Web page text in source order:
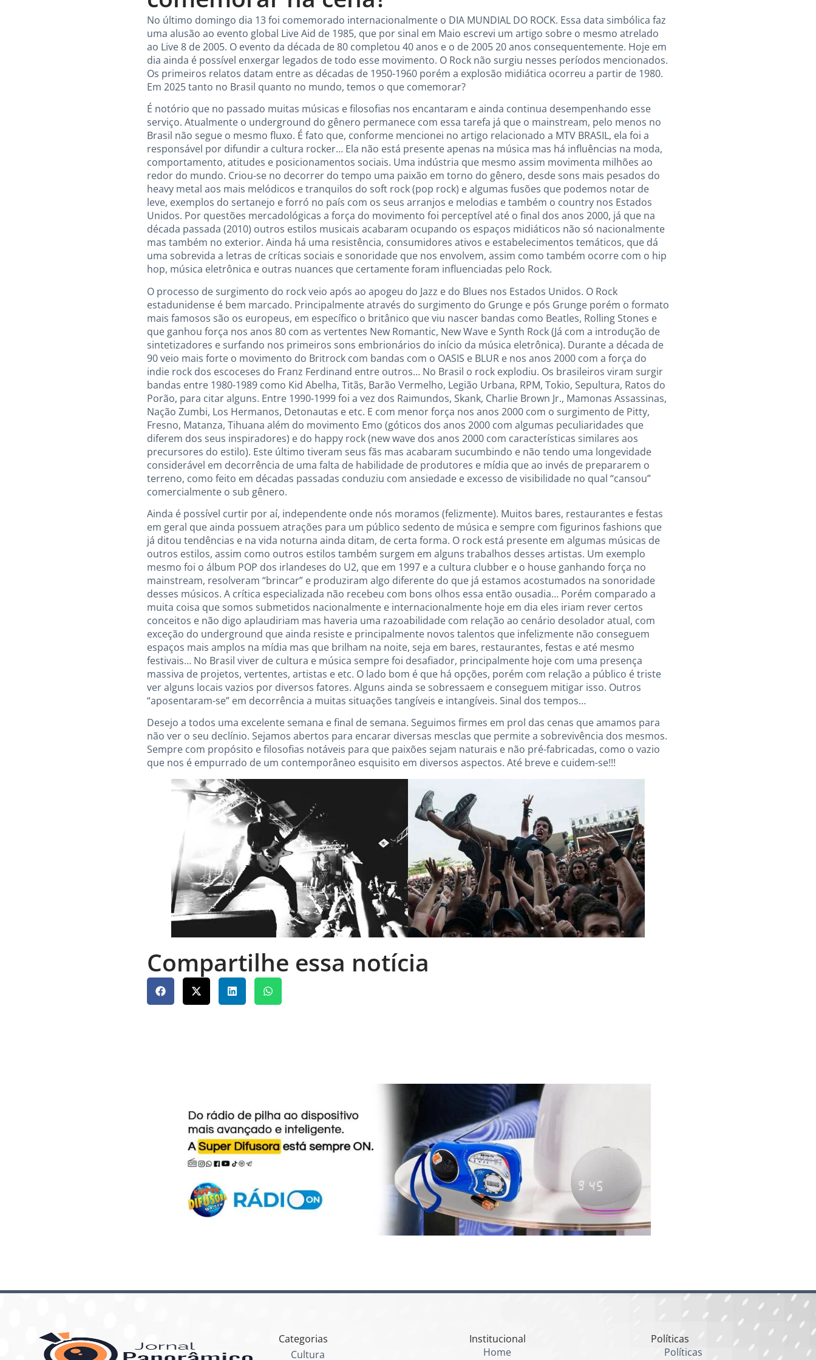
No último domingo dia 13 foi comemorado internacionalmente o DIA MUNDIAL DO ROCK. Essa data simbólica faz
uma alusão ao evento global Live Aid de 1985, que por sinal em Maio escrevi um artigo sobre o mesmo atrelado
ao Live 8 de 2005. O evento da década de 80 completou 40 anos e o de 2005 20 anos consequentemente. Hoje em
dia ainda é possível enxergar legados de todo esse movimento. O Rock não surgiu nesses períodos mencionados.
Os primeiros relatos datam entre as décadas de 1950-1960 porém a explosão midiática ocorreu a partir de 1980.
Em 2025 tanto no Brasil quanto no mundo, temos o que comemorar?
É notório que no passado muitas músicas e filosofias nos encantaram e ainda continua desempenhando esse
serviço. Atualmente o underground do gênero permanece com essa tarefa já que o mainstream, pelo menos no
Brasil não segue o mesmo fluxo. É fato que, conforme mencionei no artigo relacionado a MTV BRASIL, ela foi a
responsável por difundir a cultura rocker… Ela não está presente apenas na música mas há influências na moda,
comportamento, atitudes e posicionamentos sociais. Uma indústria que mesmo assim movimenta milhões ao
redor do mundo. Criou-se no decorrer do tempo uma paixão em torno do gênero, desde sons mais pesados do
heavy metal aos mais melódicos e tranquilos do soft rock (pop rock) e algumas fusões que podemos notar de
leve, exemplos do sertanejo e forró no país com os seus arranjos e melodias e também o country nos Estados
Unidos. Por questões mercadológicas a força do movimento foi perceptível até o final dos anos 2000, já que na
década passada (2010) outros estilos musicais acabaram ocupando os espaços midiáticos não só nacionalmente
mas também no exterior. Ainda há uma resistência, consumidores ativos e estabelecimentos temáticos, que dá
uma sobrevida a letras de críticas sociais e sonoridade que nos envolvem, assim como também ocorre com o hip
hop, música eletrônica e outras nuances que certamente foram influenciadas pelo Rock.
O processo de surgimento do rock veio após ao apogeu do Jazz e do Blues nos Estados Unidos. O Rock
estadunidense é bem marcado. Principalmente através do surgimento do Grunge e pós Grunge porém o formato
mais famosos são os europeus, em específico o britânico que viu nascer bandas como Beatles, Rolling Stones e
que ganhou força nos anos 80 com as vertentes New Romantic, New Wave e Synth Rock (Já com a introdução de
sintetizadores e surfando nos primeiros sons embrionários do início da música eletrônica). Durante a década de
90 veio mais forte o movimento do Britrock com bandas com o OASIS e BLUR e nos anos 2000 com a força do
indie rock dos escoceses do Franz Ferdinand entre outros… No Brasil o rock explodiu. Os brasileiros viram surgir
bandas entre 1980-1989 como Kid Abelha, Titãs, Barão Vermelho, Legião Urbana, RPM, Tokio, Sepultura, Ratos do
Porão, para citar alguns. Entre 1990-1999 foi a vez dos Raimundos, Skank, Charlie Brown Jr., Mamonas Assassinas,
Nação Zumbi, Los Hermanos, Detonautas e etc. E com menor força nos anos 2000 com o surgimento de Pitty,
Fresno, Matanza, Tihuana além do movimento Emo (góticos dos anos 2000 com algumas peculiaridades que
diferem dos seus inspiradores) e do happy rock (new wave dos anos 2000 com características similares aos
precursores do estilo). Este último tiveram seus fãs mas acabaram sucumbindo e não tendo uma longevidade
considerável em decorrência de uma falta de habilidade de produtores e mídia que ao invés de prepararem o
terreno, como feito em décadas passadas conduziu com ansiedade e excesso de visibilidade no qual “cansou”
comercialmente o sub gênero.
Ainda é possível curtir por aí, independente onde nós moramos (felizmente). Muitos bares, restaurantes e festas
em geral que ainda possuem atrações para um público sedento de música e sempre com figurinos fashions que
já ditou tendências e na vida noturna ainda ditam, de certa forma. O rock está presente em algumas músicas de
outros estilos, assim como outros estilos também surgem em alguns trabalhos desses artistas. Um exemplo
mesmo foi o álbum POP dos irlandeses do U2, que em 1997 e a cultura clubber e o house ganhando força no
mainstream, resolveram “brincar” e produziram algo diferente do que já estamos acostumados na sonoridade
desses músicos. A crítica especializada não recebeu com bons olhos essa então ousadia… Porém comparado a
muita coisa que somos submetidos nacionalmente e internacionalmente hoje em dia eles iriam rever certos
conceitos e não digo aplaudiriam mas haveria uma razoabilidade com relação ao cenário desolador atual, com
exceção do underground que ainda resiste e principalmente novos talentos que infelizmente não conseguem
espaços mais amplos na mídia mas que brilham na noite, seja em bares, restaurantes, festas e até mesmo
festivais… No Brasil viver de cultura e música sempre foi desafiador, principalmente hoje com uma presença
massiva de projetos, vertentes, artistas e etc. O lado bom é que há opções, porém com relação a público é triste
ver alguns locais vazios por diversos fatores. Alguns ainda se sobressaem e conseguem mitigar isso. Outros
“aposentaram-se” em decorrência a muitas situações tangíveis e intangíveis. Sinal dos tempos…
Desejo a todos uma excelente semana e final de semana. Seguimos firmes em prol das cenas que amamos para
não ver o seu declínio. Sejamos abertos para encarar diversas mesclas que permite a sobrevivência dos mesmos.
Sempre com propósito e filosofias notáveis para que paixões sejam naturais e não pré-fabricadas, como o vazio
que nos é empurrado de um contemporâneo esquisito em diversos aspectos. Até breve e cuidem-se!!!
Compartilhe essa notícia
Categorias
Cultura
Institucional
Home
Políticas
Políticas